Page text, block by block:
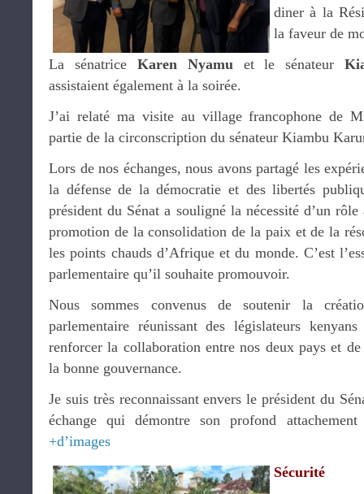
diner à la
la faveur de
La sénatrice Karen Nyamuet le sénateur
assistaient également à la soirée.
J’ai relaté ma visite au village francophone de
partie de la circonscription du sénateur Kiambu
Lors de nos échanges, nous avons partagé les
la défense de la démocratie et des libertés
président du Sénat a souligné la nécessité d’un
promotion de la consolidation de la paix et de la
les points chauds d’Afrique et du monde. C’est
parlementaire qu’il souhaite promouvoir.
Nous sommes convenus de soutenir la
parlementaire réunissant des législateurs
renforcer la collaboration entre nos deux pays et
la bonne gouvernance.
Je suis très reconnaissant envers le président du
échange qui démontre son profond
+d’images
Sécurité